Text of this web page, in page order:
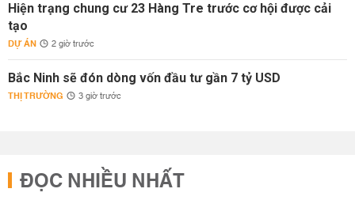
Hiện trạng chung cư 23 Hàng Tre trước cơ hội được cải
tạo
DỰ ÁN 2 giờ trước
Bắc Ninh sẽ đón dòng vốn đầu tư gần 7 tỷ USD
THỊ TRƯỜNG 3 giờ trước
ĐỌC NHIỀU NHẤT